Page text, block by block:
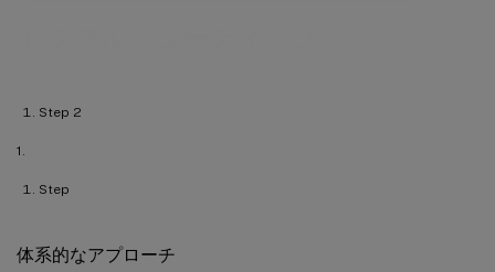
Step 2
1.
Step
体系的なアプローチ